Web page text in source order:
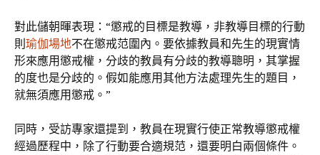
對此儲朝暉表現：“懲戒的目標是教導，非教導目標的行動
則 瑜伽場地不在懲戒范圍內。要依據教員和先生的現實情
形來應用懲戒權，分歧的教員有分歧的教導聰明，其掌握
的度也是分歧的。假如能應用其他方法處理先生的題目，
就無須應用懲戒。”
同時，受訪專家還提到，教員在現實行使正常教導懲戒權
經過歷程中，除了行動要合適規范，還要明白兩個條件。